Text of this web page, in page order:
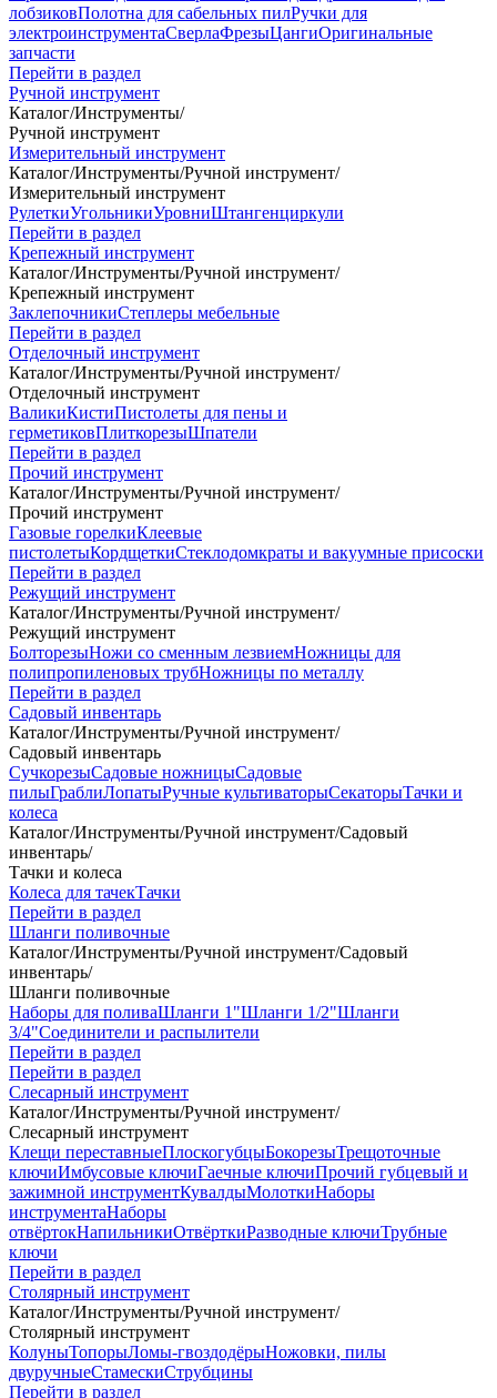
лобзиковПолотна для сабельных пилРучки для
электроинструментаСверлаФрезыЦангиОригинальные
запчасти
Перейти в раздел
Ручной инструмент
Каталог/Инструменты/
Ручной инструмент
Измерительный инструмент
Каталог/Инструменты/Ручной инструмент/
Измерительный инструмент
РулеткиУгольникиУровниШтангенциркули
Перейти в раздел
Крепежный инструмент
Каталог/Инструменты/Ручной инструмент/
Крепежный инструмент
ЗаклепочникиСтеплеры мебельные
Перейти в раздел
Отделочный инструмент
Каталог/Инструменты/Ручной инструмент/
Отделочный инструмент
ВаликиКистиПистолеты для пены и
герметиковПлиткорезыШпатели
Перейти в раздел
Прочий инструмент
Каталог/Инструменты/Ручной инструмент/
Прочий инструмент
Газовые горелкиКлеевые
пистолетыКордщеткиСтеклодомкраты и вакуумные присоски
Перейти в раздел
Режущий инструмент
Каталог/Инструменты/Ручной инструмент/
Режущий инструмент
БолторезыНожи со сменным лезвиемНожницы для
полипропиленовых трубНожницы по металлу
Перейти в раздел
Садовый инвентарь
Каталог/Инструменты/Ручной инструмент/
Садовый инвентарь
СучкорезыСадовые ножницыСадовые
пилыГраблиЛопатыРучные культиваторыСекаторыТачки и
колеса
Каталог/Инструменты/Ручной инструмент/Садовый
инвентарь/
Тачки и колеса
Колеса для тачекТачки
Перейти в раздел
Шланги поливочные
Каталог/Инструменты/Ручной инструмент/Садовый
инвентарь/
Шланги поливочные
Наборы для поливаШланги 1"Шланги 1/2"Шланги
3/4"Соединители и распылители
Перейти в раздел
Перейти в раздел
Слесарный инструмент
Каталог/Инструменты/Ручной инструмент/
Слесарный инструмент
Клещи переставныеПлоскогубцыБокорезыТрещоточные
ключиИмбусовые ключиГаечные ключиПрочий губцевый и
зажимной инструментКувалдыМолоткиНаборы
инструментаНаборы
отвёртокНапильникиОтвёрткиРазводные ключиТрубные
ключи
Перейти в раздел
Столярный инструмент
Каталог/Инструменты/Ручной инструмент/
Столярный инструмент
КолуныТопорыЛомы-гвоздодёрыНожовки, пилы
двуручныеСтамескиСтрубцины
Перейти в раздел